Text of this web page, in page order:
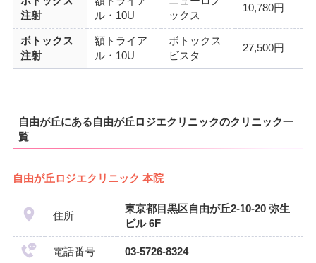
注射
ル・10U
ックス
10,780円
ボトックス
注射
額トライア
ル・10U
ボトックス
ビスタ
27,500円
自由が丘にある自由が丘ロジエクリニックのクリニック一
覧
自由が丘ロジエクリニック 本院
住所
東京都目黒区自由が丘2-10-20 弥生
ビル 6F
電話番号 03-5726-8324